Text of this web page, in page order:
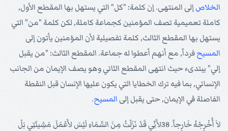
الخلاصإلى المنتهى. إن كلمة: "كل" التي يستهل بها المقطع الأول,
كاملة تعميمية تصف المؤمنين كجماعة كاملة, لكن كلمة "من" التي
يستهل بها المقطع الثالث, كلمة تفصيلية لأن المؤمنين يأتون إلى
المسيحفرداً, مع أنهم أعطوا له جماعة. المقطع الثالث: "من يقبل
إلي" يبتدىء حيث انتهى المقطع الثاني وهو يصف الإيمان من الجانب
الإنساني, بما فيه ترك الخطايا التي يكون عليها الإنسان قبل النقطة
الفاصلة في الإيمان, حتى يقبل إلى المسيح.
لاَ أُخْرِجْهُ خَارِجاً. 38لأَنِّي قَدْ نَزَلْتُ مِنَ السَّمَاءِ لَيْسَ لأَعْمَلَ مَشِيئَتِي بَلْ